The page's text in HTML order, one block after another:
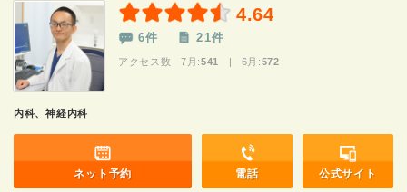
4.64
6件 21件
アクセス数 7月:541 | 6月:572
内科、神経内科
ネット予約 電話 公式サイト